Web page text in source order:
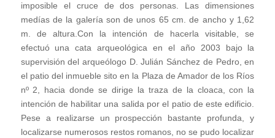
imposible el cruce de dos personas. Las dimensiones
medías de la galería son de unos 65 cm. de ancho y 1,62
m. de altura.Con la intención de hacerla visitable, se
efectuó una cata arqueológica en el año 2003 bajo la
supervisión del arqueólogo D. Julián Sánchez de Pedro, en
el patio del inmueble sito en la Plaza de Amador de los Ríos
nº 2, hacia donde se dirige la traza de la cloaca, con la
intención de habilitar una salida por el patio de este edificio.
Pese a realizarse un prospección bastante profunda, y
localizarse numerosos restos romanos, no se pudo localizar